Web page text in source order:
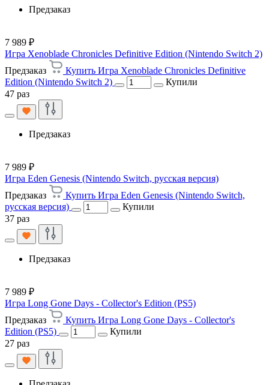
Предзаказ
7 989 ₽
Игра Xenoblade Chronicles Definitive Edition (Nintendo Switch 2)
Предзаказ
Купить Игра Xenoblade Chronicles Definitive
Edition (Nintendo Switch 2)
Купили
47 раз
Предзаказ
7 989 ₽
Игра Eden Genesis (Nintendo Switch, русская версия)
Предзаказ
Купить Игра Eden Genesis (Nintendo Switch,
русская версия)
Купили
37 раз
Предзаказ
7 989 ₽
Игра Long Gone Days - Collector's Edition (PS5)
Предзаказ
Купить Игра Long Gone Days - Collector's
Edition (PS5)
Купили
27 раз